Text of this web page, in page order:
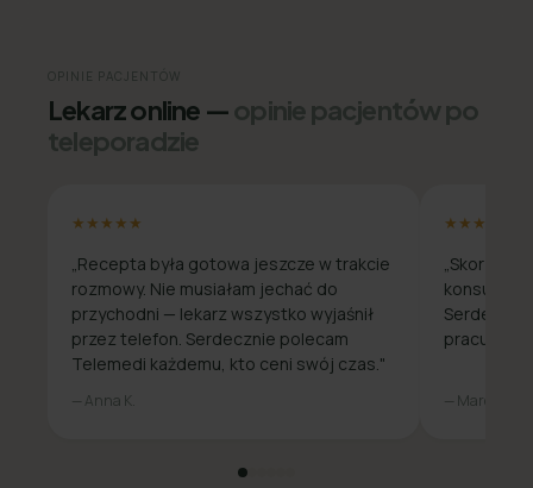
OPINIE PACJENTÓW
Lekarz online —opinie pacjentów po
teleporadzie
★★★★★
„Recepta była gotowa jeszcze w trakcie
rozmowy. Nie musiałam jechać do
przychodni — lekarz wszystko wyjaśnił
przez telefon. Serdecznie polecam
Telemedi każdemu, kto ceni swój czas."
— Anna K.
★★★★★
pracuje
— Marcin W.